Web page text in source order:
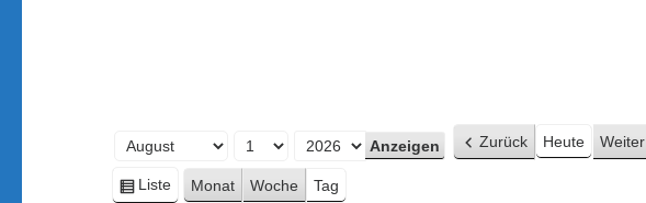
Monat
Jahr
Zurück Heute Weiter
Ansicht
Liste Monat Woche Tag